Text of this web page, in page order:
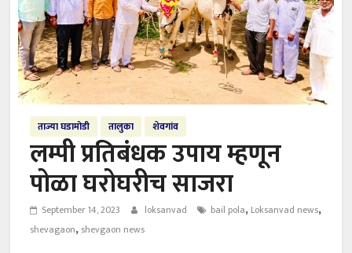
ताज्या घडामोडी तालुका शेवगांव
लम्पी प्रतिबंधक उपाय म्हणून
पोळा घरोघरीच साजरा
September 14, 2023 loksanvad bail pola, Loksanvad news,
shevagaon, shevgaon news